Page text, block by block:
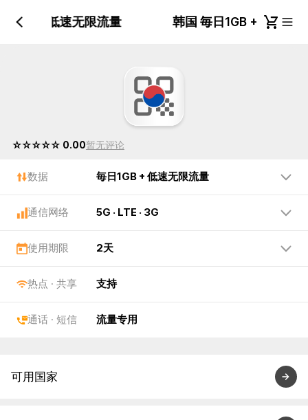
1GB + 低速无限流量 韩国 毎日1GB + 低速
☆☆☆☆☆ 0.00暂无评论
数据 毎日1GB + 低速无限流量
通信网络 5G · LTE · 3G
使用期限 2天
热点 · 共享 支持
通话 · 短信 流量专用
可用国家